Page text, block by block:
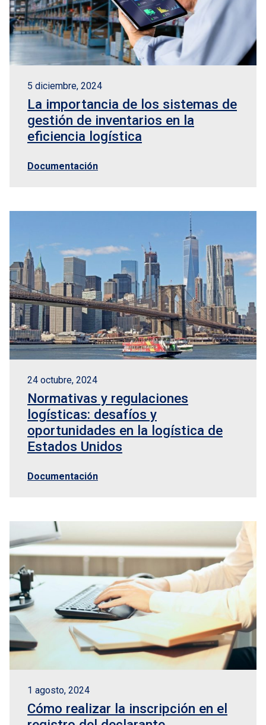
5 diciembre, 2024
La importancia de los sistemas de
gestión de inventarios en la
eficiencia logística
Documentación
24 octubre, 2024
Normativas y regulaciones
logísticas: desafíos y
oportunidades en la logística de
Estados Unidos
Documentación
1 agosto, 2024
Cómo realizar la inscripción en el